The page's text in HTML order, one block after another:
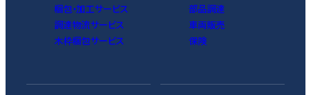
梱包・加工サービス
調達物流サービス
木枠梱包サービス
部品調達
車両販売
保険